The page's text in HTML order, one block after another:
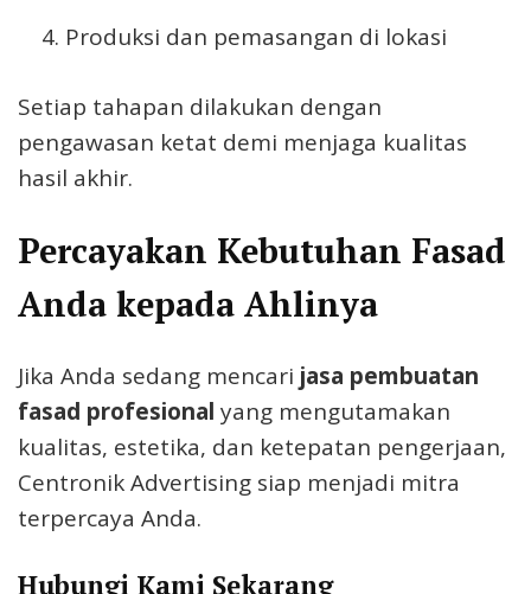
Produksi dan pemasangan di lokasi
Setiap tahapan dilakukan dengan
pengawasan ketat demi menjaga kualitas
hasil akhir.
Percayakan Kebutuhan Fasad
Anda kepada Ahlinya
Jika Anda sedang mencari jasa pembuatan
fasad profesional yang mengutamakan
kualitas, estetika, dan ketepatan pengerjaan,
Centronik Advertising siap menjadi mitra
terpercaya Anda.
Hubungi Kami Sekarang